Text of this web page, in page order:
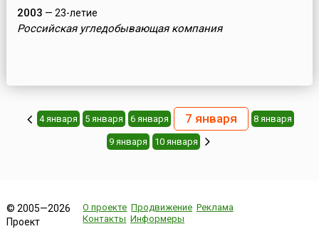
2003 — 23-летие
Российская угледобывающая компания
4 января 5 января 6 января 7 января 8 января
9 января 10 января
© 2005—2026
Проект
О проекте Продвижение Реклама
Контакты Информеры